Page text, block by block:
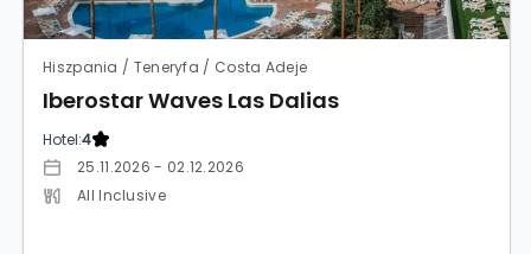
Hiszpania / Teneryfa / Costa Adeje
Iberostar Waves Las Dalias
Hotel:4
25.11.2026 - 02.12.2026
All Inclusive